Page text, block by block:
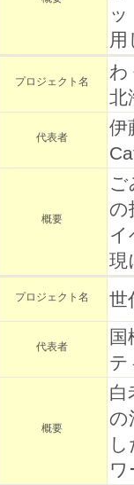
用
プロジェクト名
わ
北
代表者
伊
概要
ご
の
イ
現
プロジェクト名 世
代表者
テ
概要
白
の
ワ